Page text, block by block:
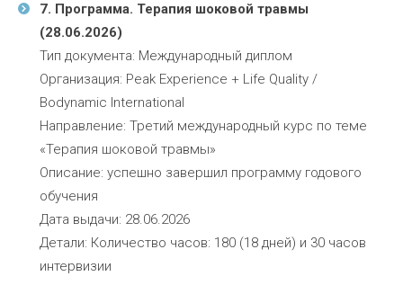
7. Программа. Терапия шоковой травмы
(28.06.2026)
Тип документа: Международный диплом
Организация: Peak Experience + Life Quality /
Bodynamic International
Направление: Третий международный курс по теме
«Терапия шоковой травмы»
Описание: успешно завершил программу годового
обучения
Дата выдачи: 28.06.2026
Детали: Количество часов: 180 (18 дней) и 30 часов
интервизии